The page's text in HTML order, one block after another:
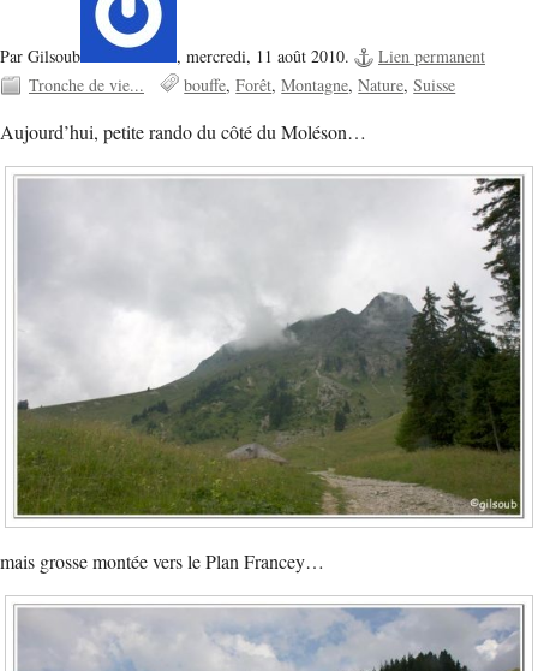
Par Gilsoub , mercredi, 11 août 2010.
Lien permanent
Tronche de vie...
bouffe Forêt Montagne Nature Suisse
Aujourd’hui, petite rando du côté du Moléson…
mais grosse montée vers le Plan Francey…